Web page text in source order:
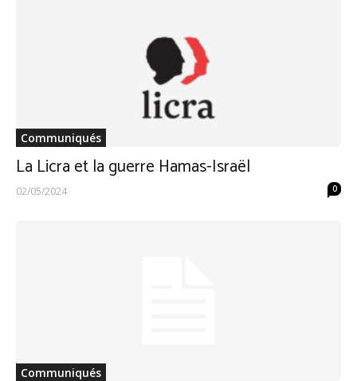
Communiqués
La Licra et la guerre Hamas-Israël
02/05/2024 0
Communiqués